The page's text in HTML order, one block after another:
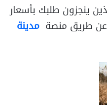
ينجزون طلبك بأسعار
مدينة